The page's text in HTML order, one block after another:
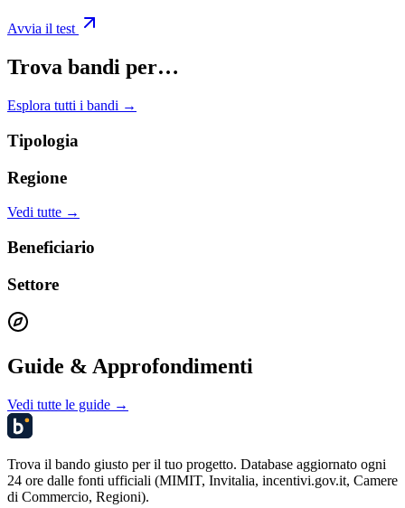
Avvia il test
Trova bandi per…
Esplora tutti i bandi →
Tipologia
Regione
Vedi tutte →
Beneficiario
Settore
Guide & Approfondimenti
Vedi tutte le guide →
Trova il bando giusto per il tuo progetto. Database aggiornato ogni
24 ore dalle fonti ufficiali (MIMIT, Invitalia, incentivi.gov.it, Camere
di Commercio, Regioni).